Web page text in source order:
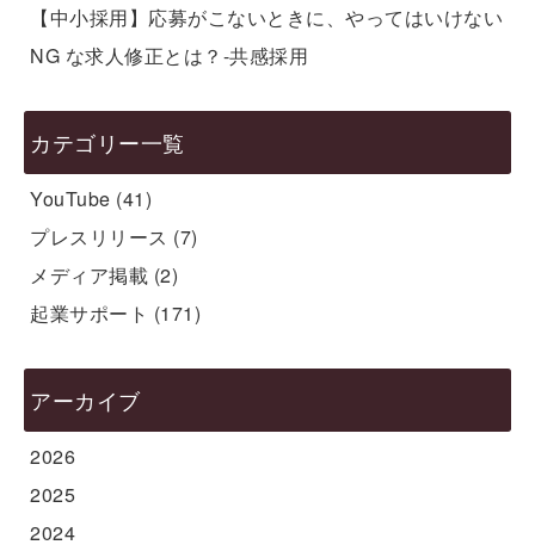
【中小採用】応募がこないときに、やってはいけない
NG な求人修正とは？-共感採用
カテゴリー一覧
YouTube (41)
プレスリリース (7)
メディア掲載 (2)
起業サポート (171)
アーカイブ
2026
2025
2024